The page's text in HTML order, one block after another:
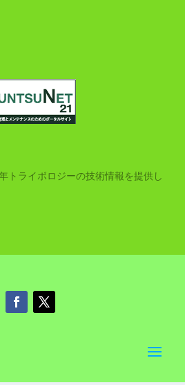
トライボロジーの技術情報を提供し